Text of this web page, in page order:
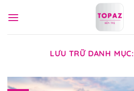
qua
LƯU TRỮ DANH MỤC: